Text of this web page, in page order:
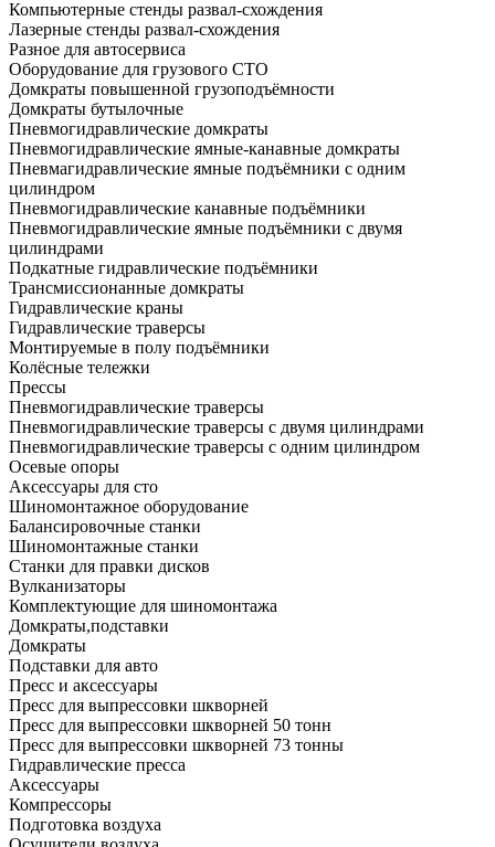
Компьютерные стенды развал-схождения
Лазерные стенды развал-схождения
Разное для автосервиса
Оборудование для грузового СТО
Домкраты повышенной грузоподъёмности
Домкраты бутылочные
Пневмогидравлические домкраты
Пневмогидравлические ямные-канавные домкраты
Пневмагидравлические ямные подъёмники с одним
цилиндром
Пневмогидравлические канавные подъёмники
Пневмогидравлические ямные подъёмники с двумя
цилиндрами
Подкатные гидравлические подъёмники
Трансмиссионанные домкраты
Гидравлические краны
Гидравлические траверсы
Монтируемые в полу подъёмники
Колёсные тележки
Прессы
Пневмогидравлические траверсы
Пневмогидравлические траверсы с двумя цилиндрами
Пневмогидравлические траверсы с одним цилиндром
Осевые опоры
Аксессуары для сто
Шиномонтажное оборудование
Балансировочные станки
Шиномонтажные станки
Станки для правки дисков
Вулканизаторы
Комплектующие для шиномонтажа
Домкраты,подставки
Домкраты
Подставки для авто
Пресс и аксессуары
Пресс для выпрессовки шкворней
Пресс для выпрессовки шкворней 50 тонн
Пресс для выпрессовки шкворней 73 тонны
Гидравлические пресса
Аксессуары
Компрессоры
Подготовка воздуха